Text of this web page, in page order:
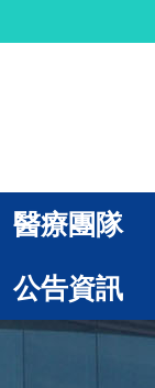
醫療團隊
公告資訊